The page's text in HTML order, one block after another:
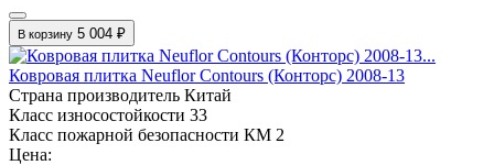
В корзину 5 004 ₽
Ковровая плитка Neuflor Contours (Конторс) 2008-13
Страна производитель Китай
Класс износостойкости 33
Класс пожарной безопасности КМ 2
Цена: